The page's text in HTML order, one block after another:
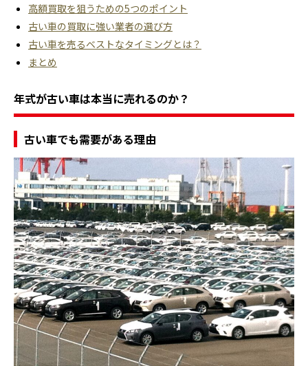
高額買取を狙うための5つのポイント
古い車の買取に強い業者の選び方
古い車を売るベストなタイミングとは？
まとめ
年式が古い車は本当に売れるのか？
古い車でも需要がある理由